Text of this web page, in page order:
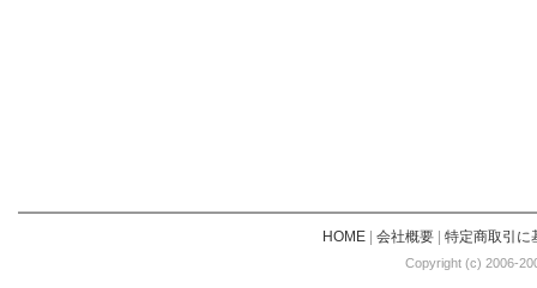
HOME| 会社概要| 特定商取引に
Copyright (c) 2006-